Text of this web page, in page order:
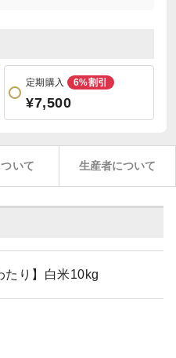
定期購入 6%割引
¥7,500
いて 生産者について
たり】白米10kg